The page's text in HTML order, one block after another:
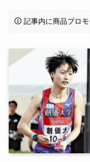
記事内に商品プロ